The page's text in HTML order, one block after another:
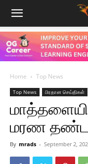
Home Top News
Top News பிரதான செய்திகள்
மரண
By mrads - September 2,